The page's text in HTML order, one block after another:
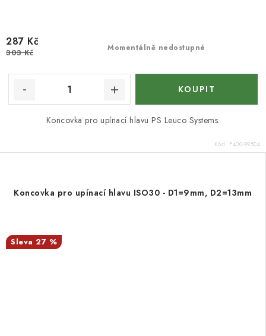
Momentálně nedostupné
287 Kč
303 Kč
Koncovka pro upínací hlavu PS Leuco Systems.
Kód: F400-99504
Koncovka pro upínací hlavu ISO30 - D1=9mm, D2=13mm
27 %